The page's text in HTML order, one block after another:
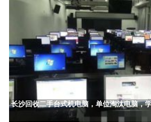
长沙回收二手台式机电脑，单位淘汰电脑，